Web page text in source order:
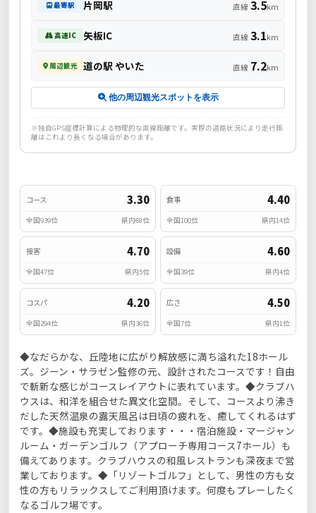
最寄駅 片岡駅 直線 3.5km
高速IC 矢板IC 直線 3.1km
周辺観光 道の駅 やいた 直線 7.2km
他の周辺観光スポットを表示
※独自GPS座標計算による物理的な直線距離です。実際の道路状況により走行距
離はこれより長くなる場合があります。
コース 3.30
全国939位 県内68位
食事 4.40
全国100位 県内14位
接客 4.70
全国47位 県内5位
設備 4.60
全国39位 県内4位
コスパ 4.20
全国294位 県内36位
広さ 4.50
全国7位 県内1位
◆なだらかな、丘陸地に広がり解放感に満ち溢れた18ホール
ズ。ジーン・サラゼン監修の元、設計されたコースです！自由
で斬新な感じがコースレイアウトに表れています。◆クラブハ
ウスは、和洋を組合せた異文化空間。そして、コースより沸き
だした天然温泉の露天風呂は日頃の疲れを、癒してくれるはず
です。◆施設も充実しております・・・宿泊施設・マージャン
ルーム・ガーデンゴルフ（アプローチ専用コース7ホール）も
備えてあります。クラブハウスの和風レストランも深夜まで営
業しております。◆「リゾートゴルフ」として、男性の方も女
性の方もリラックスしてご利用頂けます。何度もプレーしたく
なるゴルフ場です。